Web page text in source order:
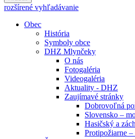
rozšírené vyhľadávanie
Obec
História
Symboly obce
DHZ Mlynčeky
O nás
Fotogaléria
Videogaléria
Aktuality - DHZ
Zaujímavé stránky
Dobrovoľná
Slovensko –
Hasičský a
Protipožiarne –